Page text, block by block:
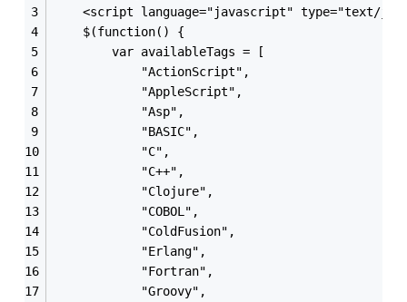
<script language="javascript" type="text/
	$(function() {
		var availableTags = [
			"ActionScript",
			"AppleScript",
			"Asp",
			"BASIC",
			"C",
			"C++",
			"Clojure",
			"COBOL",
			"ColdFusion",
			"Erlang",
			"Fortran",
			"Groovy",